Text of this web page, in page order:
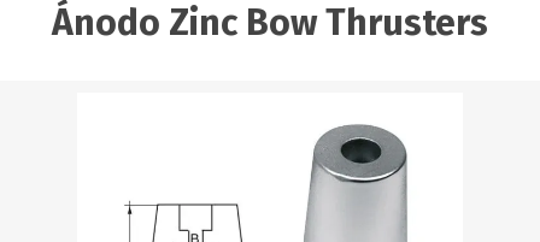
Ánodo Zinc Bow Thrusters